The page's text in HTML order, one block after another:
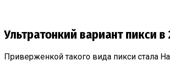
Ультратонкий вариант пикси в
Приверженкой такого вида пикси стала